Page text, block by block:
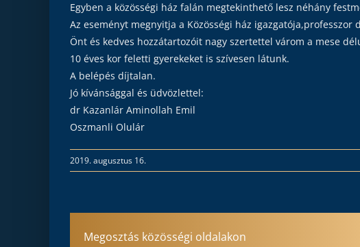
Egyben a közösségi ház falán megtekinthető lesz néhány
Az eseményt megnyitja a Közösségi ház
Önt és kedves hozzátartozóit nagy szertettel várom a mese
10 éves kor feletti gyerekeket is szívesen látunk.
A belépés díjtalan.
Jó kívánsággal és üdvözlettel:
dr Kazanlár Aminollah Emil
Oszmanli Olulár
2019. augusztus 16.
Megosztás közösségi oldalakon